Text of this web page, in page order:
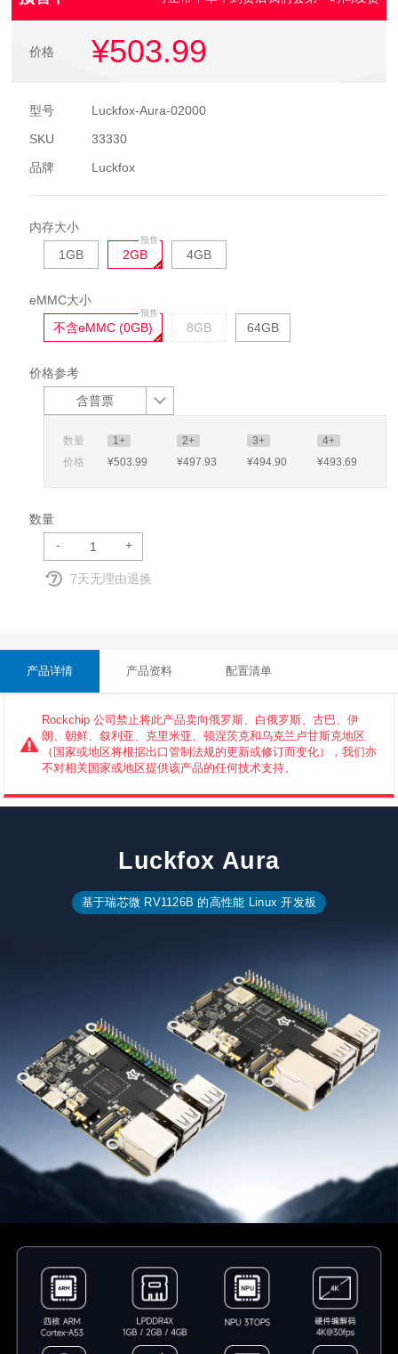
价格 ¥503.99
型号
Luckfox-Aura-02000
SKU
33330
品牌
Luckfox
内存大小
1GB
2GB 4GB
eMMC大小
不含eMMC (0GB)
8GB 64GB
价格参考
含普票
数量 1+ 2+ 3+
4+
价格
¥503.99 ¥497.93 ¥494.90 ¥493.69
数量
-
+
7天无理由退换
产品详情 产品资料 配置清单
Rockchip 公司禁止将此产品卖向俄罗斯、白俄罗斯、古巴、伊
朗、朝鲜、叙利亚、克里米亚、顿涅茨克和乌克兰卢甘斯克地区
（国家或地区将根据出口管制法规的更新或修订而变化），我们亦
不对相关国家或地区提供该产品的任何技术支持。
Luckfox Aura
基于瑞芯微 RV1126B 的高性能 Linux 开发板